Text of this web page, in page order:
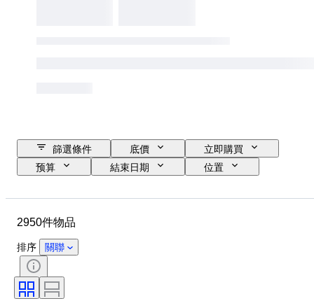
篩選條件 底價
立即購買
预算
結束日期
位置
性別
顏色
物品尺碼
鞋尺寸
2950件物品
排序 關聯